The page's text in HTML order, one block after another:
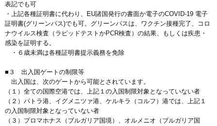
表記でも可
・上記各種証明書に代わり、EU諸国発行の書面か電子のCOVID-19 電子
証明書(グリーンパス)でも可。グリーンパスは、ワクチン接種完了、コロ
ナウイルス検査（ラピッドテストかPCR検査）の結果、もしくは疾患・
感染を証明する。
・６歳未満は各種証明書提示義務を免除
■３ 出入国ゲートの制限等
出入国は、次のゲートから可能とされています。
（１）全ての国際空港では、上記１の入国制限対象となっていない者
（２）パトラ港、イグメニツァ港、ケルキラ（コルフ）港では、上記１
の入国制限対象となっていない者
（３）プロマホナス（ブルガリア国境）、オルメニオ（ブルガリア国